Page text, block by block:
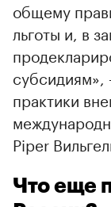
общему
льготы и, в
субсидиям»,
практики
Piper
Что еще